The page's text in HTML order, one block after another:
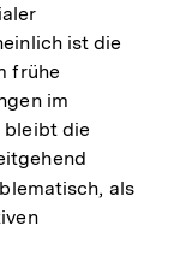
ist die
frühe
im
bleibt die
als